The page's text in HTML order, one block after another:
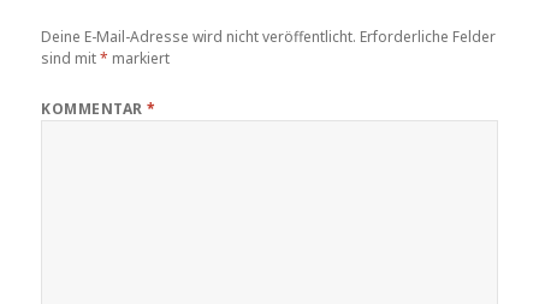
Deine E-Mail-Adresse wird nicht veröffentlicht. Erforderliche Felder
sind mit* markiert
KOMMENTAR*